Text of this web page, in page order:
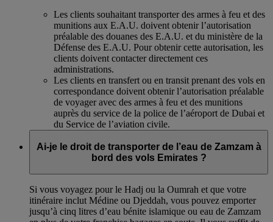
Les clients souhaitant transporter des armes à feu et des
munitions aux E.A.U. doivent obtenir l’autorisation
préalable des douanes des E.A.U. et du ministère de la
Défense des E.A.U. Pour obtenir cette autorisation, les
clients doivent contacter directement ces
administrations.
Les clients en transfert ou en transit prenant des vols en
correspondance doivent obtenir l’autorisation préalable
de voyager avec des armes à feu et des munitions
auprès du service de la police de l’aéroport de Dubai et
du Service de l’aviation civile.
Ai-je le droit de transporter de l’eau de Zamzam à
bord des vols Emirates ?
Si vous voyagez pour le Hadj ou la Oumrah et que votre
itinéraire inclut Médine ou Djeddah, vous pouvez emporter
jusqu’à cinq litres d’eau bénite islamique ou eau de Zamzam